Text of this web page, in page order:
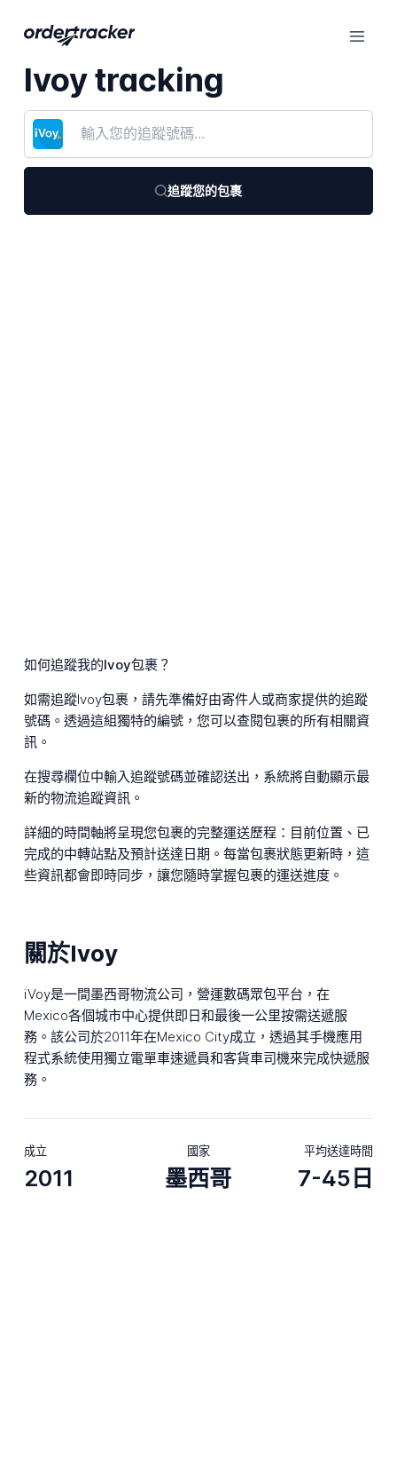
Ivoy tracking
追蹤您的包裹
如何追蹤我的Ivoy包裹？
如需追蹤Ivoy包裹，請先準備好由寄件人或商家提供的追蹤
號碼。透過這組獨特的編號，您可以查閱包裹的所有相關資
訊。
在搜尋欄位中輸入追蹤號碼並確認送出，系統將自動顯示最
新的物流追蹤資訊。
詳細的時間軸將呈現您包裹的完整運送歷程：目前位置、已
完成的中轉站點及預計送達日期。每當包裹狀態更新時，這
些資訊都會即時同步，讓您隨時掌握包裹的運送進度。
關於Ivoy
iVoy是一間墨西哥物流公司，營運數碼眾包平台，在
Mexico各個城市中心提供即日和最後一公里按需送遞服
務。該公司於2011年在Mexico City成立，透過其手機應用
程式系統使用獨立電單車速遞員和客貨車司機來完成快遞服
務。
成立
2011
國家
墨西哥
平均送達時間
7-45日